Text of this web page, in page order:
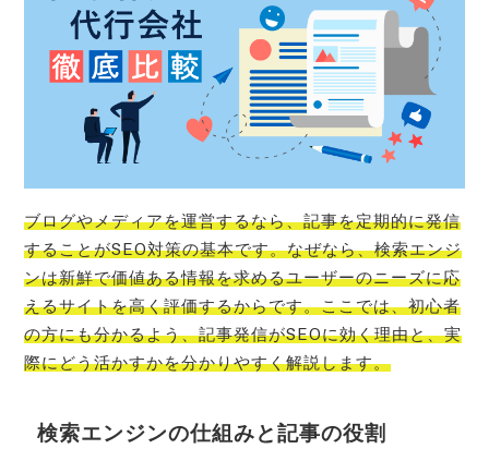
ブログやメディアを運営するなら、記事を定期的に発信
することがSEO対策の基本です。なぜなら、検索エンジ
ンは新鮮で価値ある情報を求めるユーザーのニーズに応
えるサイトを高く評価するからです。ここでは、初心者
の方にも分かるよう、記事発信がSEOに効く理由と、実
際にどう活かすかを分かりやすく解説します。
検索エンジンの仕組みと記事の役割